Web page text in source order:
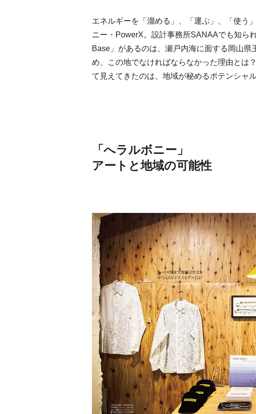
エネルギーを「溜める」、「運ぶ」、「使う
ニー・PowerX。設計事務所SANAAでも知ら
Base」があるのは、瀬戸内海に面する岡山
め、この地でなければならなかった理由とは
て見えてきたのは、地域が秘めるポテンシャ
「へラルボニー」
アートと地域の可能性
来の島の観光拠点〈前
編〉
HOTEL 2021.8.29
日本の都市は緑地が少な
い？都市開発のキーは“緑
化”にあり！｜みどりのあ
るまちづくり①
INFORMATION 2025.4.21
MEMU EARTH HOTEL
／メムアースホテル先進
的な建築と十勝の無垢な
る自然を原体験できる一
棟貸しホテル
HOTEL 2021.11.14
民芸お菓子巡礼
FOOD 2024.8.25
「伊邪那美神
ミ）」イザナ
多くの神様を
本人なら知っ
ニッポンの神
TRADITION
《那須塩原市
る》森の中を
るような図書
TRAVEL